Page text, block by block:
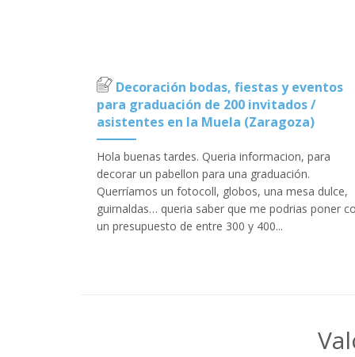
Decoración bodas, fiestas y eventos
para graduación de 200 invitados /
asistentes en la Muela (Zaragoza)
Hola buenas tardes. Queria informacion, para
decorar un pabellon para una graduación.
Querríamos un fotocoll, globos, una mesa dulce,
guirnaldas… queria saber que me podrias poner
un presupuesto de entre 300 y 400...